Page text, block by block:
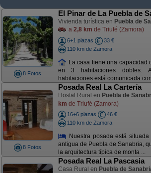
8 Fotos
El Pinar de La Puebla de
Vivienda turística en Puebla de
a 2,8 km de Triufé (Zamora)
6+1 plazas
33 €
110 km de Zamora
La casa tiene una capacidad
en 3 habitaciones dobles.
habitaciones está comunicada
8 Fotos
Posada Real La Cartería
Hostal Rural en Puebla de
km de Triufé (Zamora)
16+6 plazas
46 €
110 km de Zamora
Nuestra posada está
antigua de Puebla de Sanabria,
la arquitectura típica de monta ...
Posada Real La Pascasia
Casa Rural en Puebla de